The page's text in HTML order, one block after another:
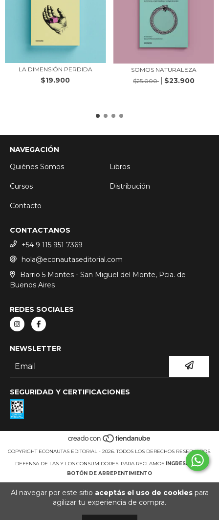
Al navegar por este sitio aceptás el uso de cookiespara
agilizar tu experiencia de compra.
LA DIMENSIÓN PERDIDA
$19.900
SOMOS NATURALEZA
$25.000
$23.900
NAVEGACIÓN
Quiénes Somos
Libros
Cursos Distribución
Contacto
CONTACTANOS
+54 9 115 951 7369
hola@econautaseditorial.com
Barrio 5 Montes - San Miguel del Monte, Pcia. de
Buenos Aires
REDES SOCIALES
NEWSLETTER
SEGURIDAD Y CERTIFICACIONES
COPYRIGHT ECONAUTAS EDITORIAL - 2026. TODOS LOS DERECHOS RESERVADOS.
DEFENSA DE LAS Y LOS CONSUMIDORES. PARA RECLAMOS INGRESÁ ACÁ.
BOTÓN DE ARREPENTIMIENTO